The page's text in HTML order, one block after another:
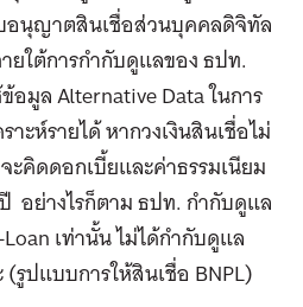
อนุญาตสินเชื่อส่วนบุคคลดิจิทัล
ยใต้การกำกับดูแลของ ธปท.
อมูล Alternative Data ในการ
ะห์รายได้ หากวงเงินสินเชื่อไม่
คิดดอกเบี้ยและค่าธรรมเนียม
อย่างไรก็ตาม ธปท. กำกับดูแล
เท่านั้น ไม่ได้กำกับดูแล
(รูปแบบการให้สินเชื่อ BNPL)